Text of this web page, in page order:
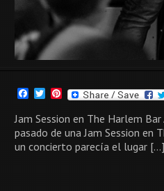
Facebook
TwitterPinterest
Jam Session en The Harlem
pasado de una Jam Session
un concierto parecía el lugar […]